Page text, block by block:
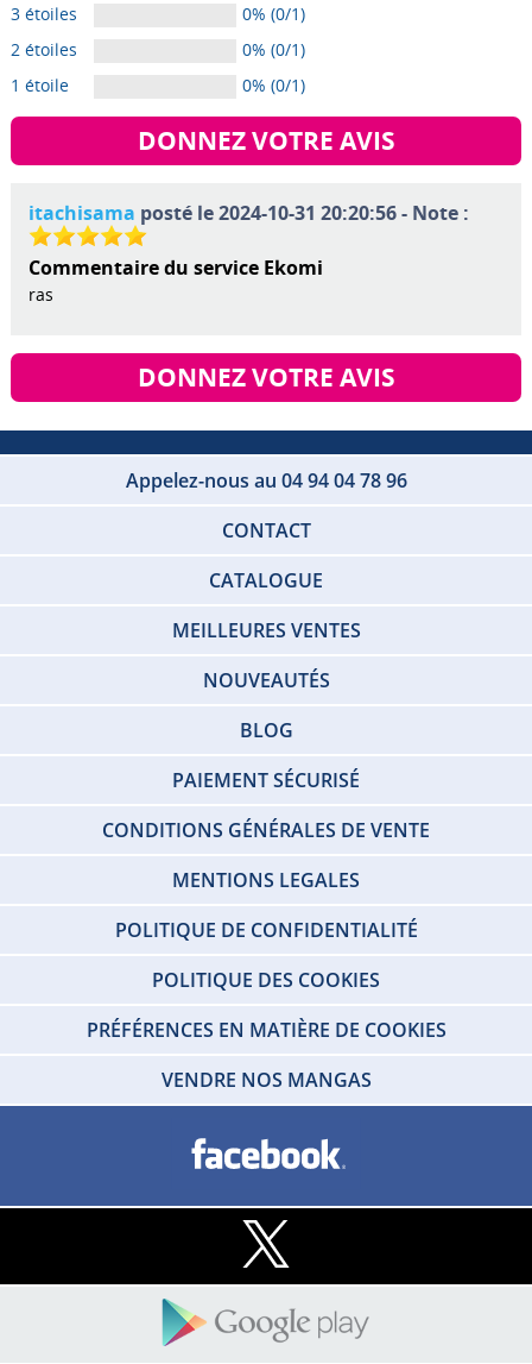
3 étoiles
0% (0/1)
2 étoiles
0% (0/1)
1 étoile
0% (0/1)
DONNEZ VOTRE AVIS
itachisama posté le 2024-10-31 20:20:56 - Note :
Commentaire du service Ekomi
ras
DONNEZ VOTRE AVIS
Appelez-nous au 04 94 04 78 96
CONTACT
CATALOGUE
MEILLEURES VENTES
NOUVEAUTÉS
BLOG
PAIEMENT SÉCURISÉ
CONDITIONS GÉNÉRALES DE VENTE
MENTIONS LEGALES
POLITIQUE DE CONFIDENTIALITÉ
POLITIQUE DES COOKIES
PRÉFÉRENCES EN MATIÈRE DE COOKIES
VENDRE NOS MANGAS